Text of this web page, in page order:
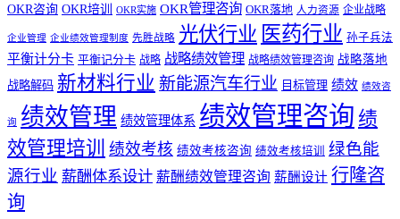
OKR咨询 OKR培训 OKR实施 OKR管理咨询 OKR落地 人力资源 企业战略
企业管理 企业绩效管理制度 先胜战略 光伏行业 医药行业 孙子兵法
平衡计分卡 平衡记分卡 战略 战略绩效管理 战略绩效管理咨询 战略落地
战略解码 新材料行业 新能源汽车行业 目标管理 绩效 绩效咨
询 绩效管理 绩效管理体系 绩效管理咨询 绩
效管理培训 绩效考核 绩效考核咨询 绩效考核培训
绿色能
源行业 薪酬体系设计 薪酬绩效管理咨询 薪酬设计 行隆咨
询